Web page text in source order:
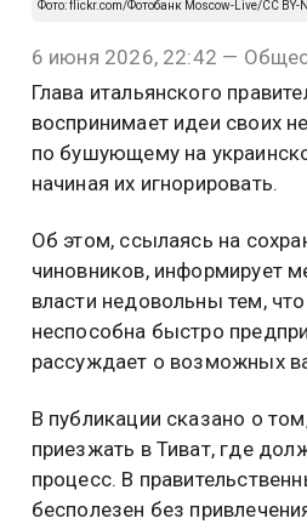
Фото: flickr.com/Фотобанк Moscow-Live/CC BY-
6 июня 2026, 22:42 —
Глава итальянского
воспринимает идеи своих
по бушующему на
начиная их игнорировать.
Об этом, ссылаясь на
чиновников, информирует
власти недовольны тем,
неспособна быстро
рассуждает о возможных
В публикации сказано о
приезжать в Тиват, где
процесс. В
бесполезен без